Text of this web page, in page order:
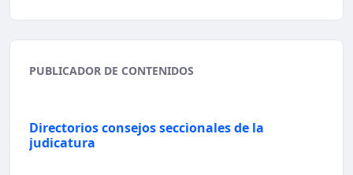
PUBLICADOR DE CONTENIDOS
Directorios consejos seccionales de la
judicatura